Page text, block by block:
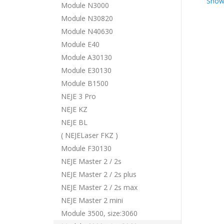
Module N3000
Module N30820
Module N40630
Module E40
Module A30130
Module E30130
Module B1500
NEJE 3 Pro
NEJE KZ
NEJE BL
( NEJELaser FKZ )
Module F30130
NEJE Master 2 / 2s
NEJE Master 2 / 2s plus
NEJE Master 2 / 2s max
NEJE Master 2 mini
Module 3500, size:3060